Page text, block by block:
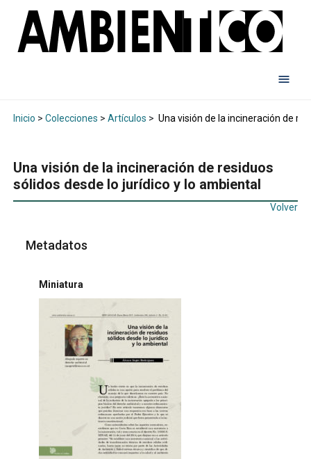
Inicio > Colecciones > Artículos > Una visión de la incineración de
Una visión de la incineración de residuos
sólidos desde lo jurídico y lo ambiental
Volver
Metadatos
Miniatura